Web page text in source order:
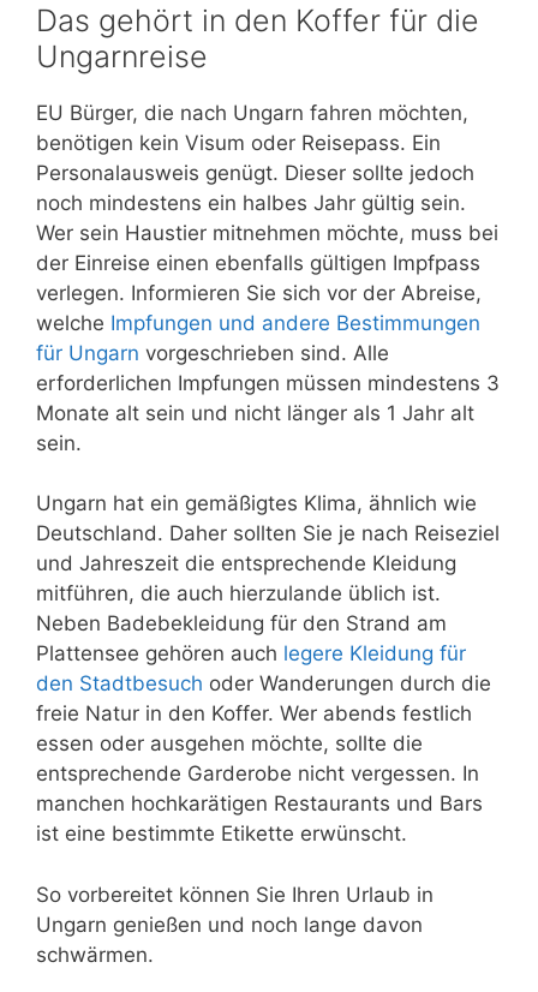
Das gehört in den Koffer für die
Ungarnreise
EU Bürger, die nach Ungarn fahren möchten,
benötigen kein Visum oder Reisepass. Ein
Personalausweis genügt. Dieser sollte jedoch
noch mindestens ein halbes Jahr gültig sein.
Wer sein Haustier mitnehmen möchte, muss bei
der Einreise einen ebenfalls gültigen Impfpass
verlegen. Informieren Sie sich vor der Abreise,
welche Impfungen und andere Bestimmungen
für Ungarn vorgeschrieben sind. Alle
erforderlichen Impfungen müssen mindestens 3
Monate alt sein und nicht länger als 1 Jahr alt
sein.
Ungarn hat ein gemäßigtes Klima, ähnlich wie
Deutschland. Daher sollten Sie je nach Reiseziel
und Jahreszeit die entsprechende Kleidung
mitführen, die auch hierzulande üblich ist.
Neben Badebekleidung für den Strand am
Plattensee gehören auch legere Kleidung für
den Stadtbesuch oder Wanderungen durch die
freie Natur in den Koffer. Wer abends festlich
essen oder ausgehen möchte, sollte die
entsprechende Garderobe nicht vergessen. In
manchen hochkarätigen Restaurants und Bars
ist eine bestimmte Etikette erwünscht.
So vorbereitet können Sie Ihren Urlaub in
Ungarn genießen und noch lange davon
schwärmen.